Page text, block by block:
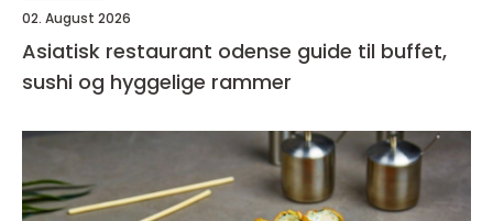
02. August 2026
Asiatisk restaurant odense guide til buffet,
sushi og hyggelige rammer